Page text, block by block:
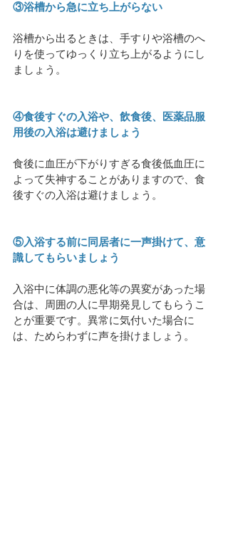
③浴槽から急に立ち上がらない
浴槽から出るときは、手すりや浴槽のへ
りを使ってゆっくり立ち上がるようにし
ましょう。
④食後すぐの入浴や、飲食後、医薬品服
用後の入浴は避けましょう
食後に血圧が下がりすぎる食後低血圧に
よって失神することがありますので、食
後すぐの入浴は避けましょう。
⑤入浴する前に同居者に一声掛けて、意
識してもらいましょう
入浴中に体調の悪化等の異変があった場
合は、周囲の人に早期発見してもらうこ
とが重要です。異常に気付いた場合に
は、ためらわずに声を掛けましょう。